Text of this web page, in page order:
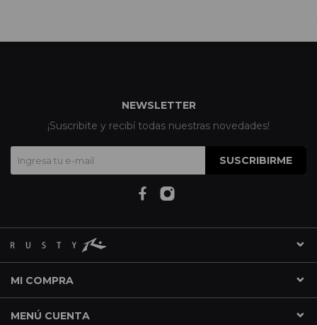
MI COMPRA
MENÚ CUENTA
NEWSLETTER
¡Suscribite y recibí todas nuestras novedades!
SUSCRIBIRME